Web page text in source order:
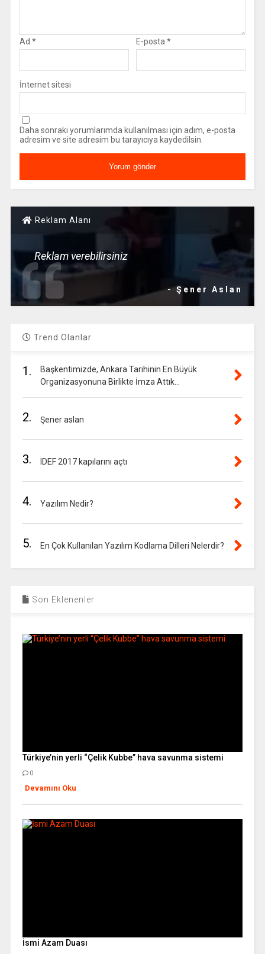
Ad * E-posta *
İnternet sitesi
Daha sonraki yorumlarımda kullanılması için adım, e-posta
adresim ve site adresim bu tarayıcıya kaydedilsin.
Reklam Alanı
Reklam verebilirsiniz
- Şener Aslan
Trend Olanlar
1.
Başkentimizde, Ankara Tarihinin En Büyük
Organizasyonuna Birlikte İmza Attık…
2. Şener aslan
3. IDEF 2017 kapılarını açtı
4. Yazılım Nedir?
5. En Çok Kullanılan Yazılım Kodlama Dilleri Nelerdir?
Son Eklenenler
Türkiye’nin yerli “Çelik Kubbe” hava savunma sistemi
0
Devamını Oku
İsmi Azam Duası